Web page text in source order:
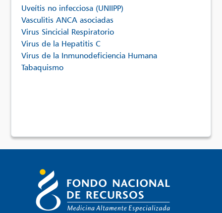
Uveítis no infecciosa (UNIIPP)
Vasculitis ANCA asociadas
Virus Sincicial Respiratorio
Virus de la Hepatitis C
Virus de la Inmunodeficiencia Humana
Tabaquismo